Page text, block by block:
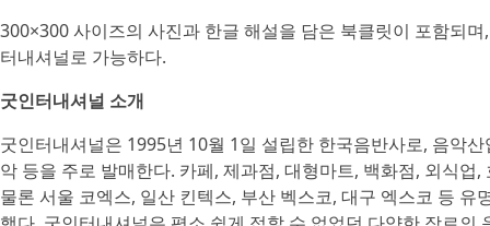
300×300 사이즈의 사진과 한글 해설을 담은 북클릿이 포함되
터내셔널로 가능하다.
굿인터내셔널 소개
굿인터내셔널은 1995년 10월 1일 설립한 한국음반사로, 음악
악 등을 주로 발매한다. 카페, 제과점, 대형마트, 백화점, 외식
물론 서울 코엑스, 일산 킨텍스, 부산 벡스코, 대구 엑스코 등